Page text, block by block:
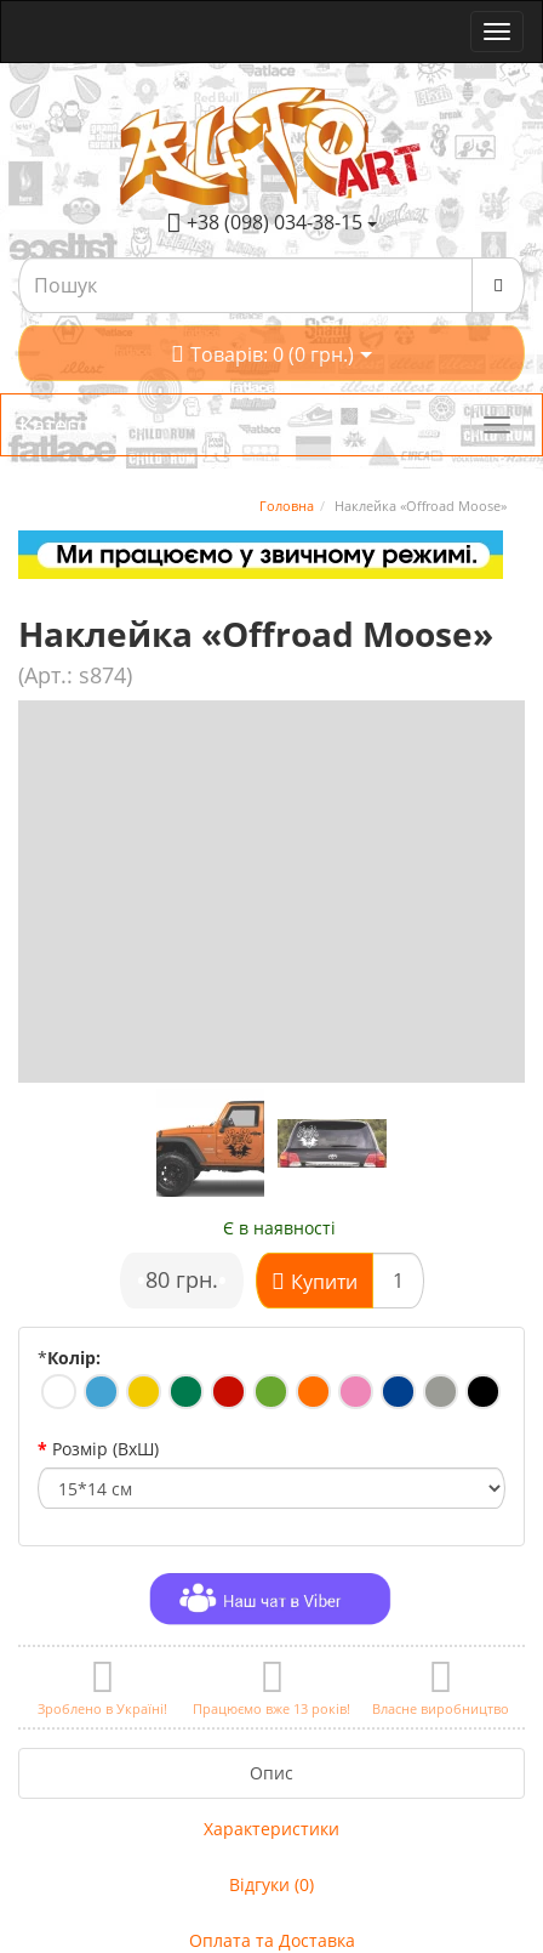
+38 (098) 034-38-15
Товарів: 0 (0 грн.)
Категорії
Головна Наклейка «Offroad Moose»
Наклейка «Offroad Moose»
(Арт.: s874)
Є в наявності
80 грн. Купити
*Колір:
Розмір (ВхШ)
Зроблено в Україні! Працюємо вже 13 років! Власне виробництво
Опис
Характеристики
Відгуки (0)
Оплата та Доставка